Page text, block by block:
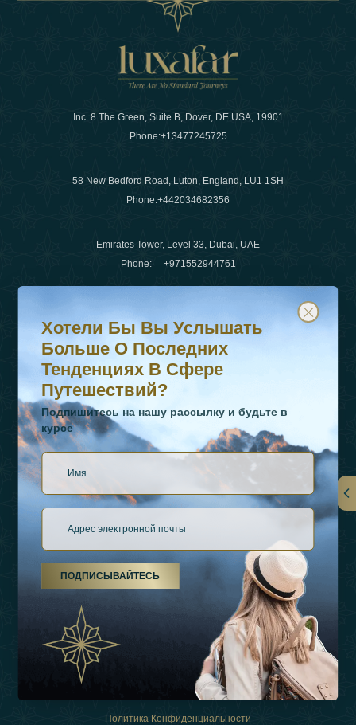
Inc. 8 The Green, Suite B, Dover, DE USA, 19901
Phone:+13477245725
58 New Bedford Road, Luton, England, LU1 1SH
Phone:+442034682356
Emirates Tower, Level 33, Dubai, UAE
Phone: +971552944761
WhatsApp Нет :+442034682356
+971552944761
О Нас
Виды Отдыха
Связаться
Политика Конфиденциальности
Хотели бы вы услышать больше о последних
Подпишитесь на нашу рассылку и будьте в курсе
Хотели Бы Вы Услышать
Больше О Последних
Тенденциях В Сфере
Путешествий?
Подпишитесь на нашу рассылку и будьте в
курсе
ПОДПИСЫВАЙТЕСЬ